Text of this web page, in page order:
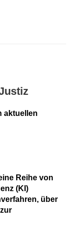
aktuellen
Reihe von
(KI)
über